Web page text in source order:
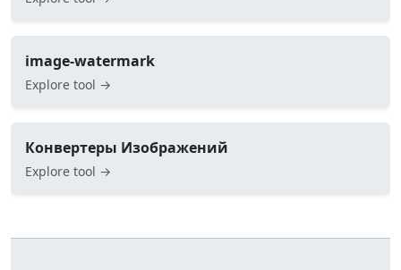
image-watermark
Explore tool →
Конвертеры Изображений
Explore tool →